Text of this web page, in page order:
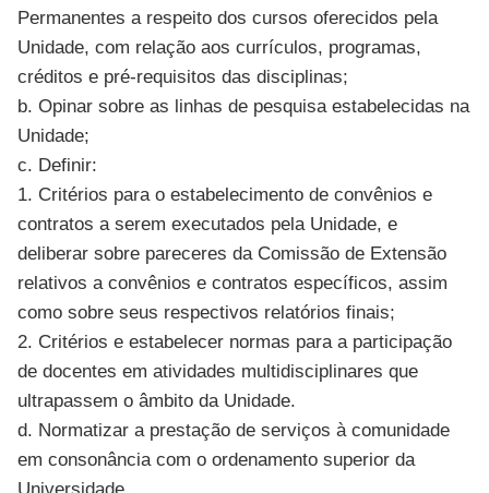
Permanentes a respeito dos cursos oferecidos pela
Unidade, com relação aos currículos, programas,
créditos e pré-requisitos das disciplinas;
b. Opinar sobre as linhas de pesquisa estabelecidas na
Unidade;
c. Definir:
1. Critérios para o estabelecimento de convênios e
contratos a serem executados pela Unidade, e
deliberar sobre pareceres da Comissão de Extensão
relativos a convênios e contratos específicos, assim
como sobre seus respectivos relatórios finais;
2. Critérios e estabelecer normas para a participação
de docentes em atividades multidisciplinares que
ultrapassem o âmbito da Unidade.
d. Normatizar a prestação de serviços à comunidade
em consonância com o ordenamento superior da
Universidade.